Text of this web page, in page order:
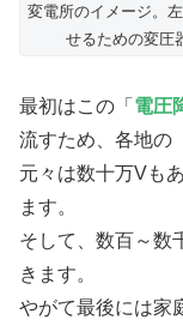
変電所のイメージ。
せるための変圧
最初はこの「 電圧
流すため、各地の「
元々は数十万Vも
ます。
そして、数百～数
きます。
やがて最後には家